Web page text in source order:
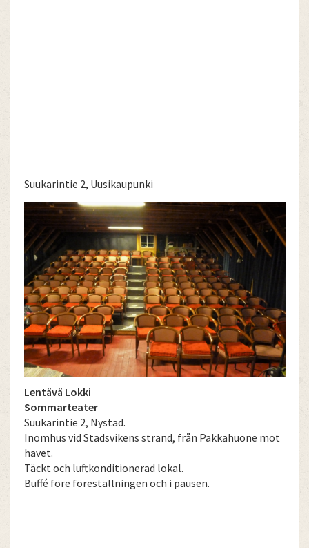
Suukarintie 2, Uusikaupunki
Lentävä Lokki
Sommarteater
Suukarintie 2, Nystad.
Inomhus vid Stadsvikens strand, från Pakkahuone mot
havet.
Täckt och luftkonditionerad lokal.
Buffé före föreställningen och i pausen.